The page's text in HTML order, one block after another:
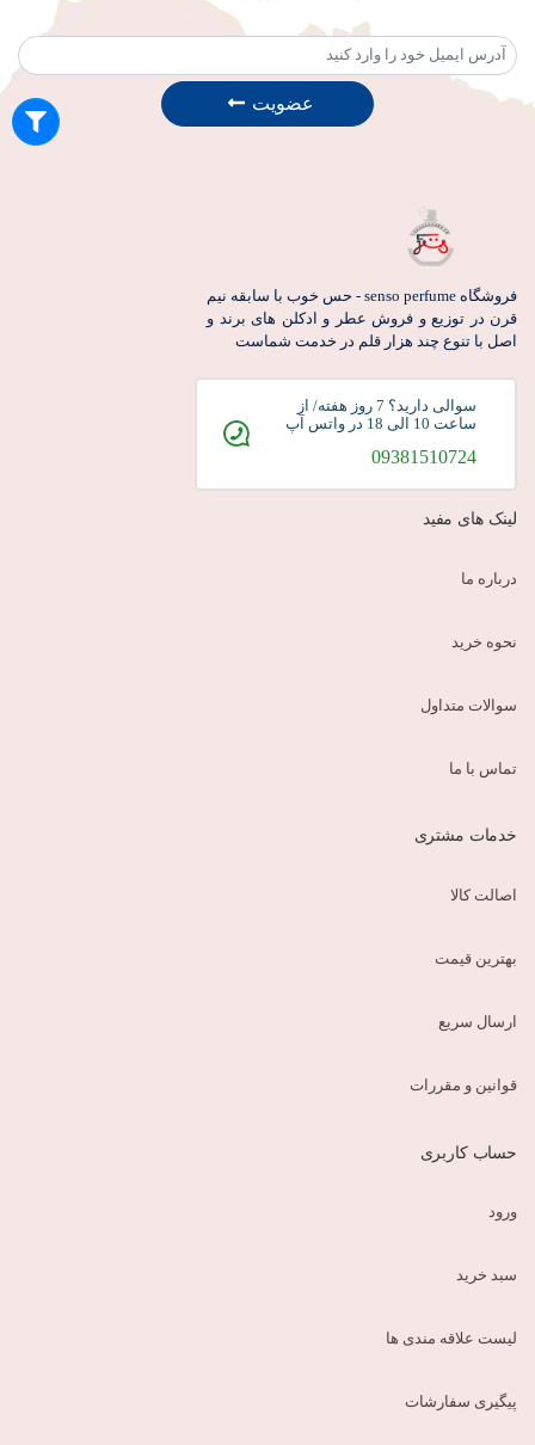
عضویت
فروشگاه senso perfume - حس خوب با سابقه نیم
قرن در توزیع و فروش عطر و ادکلن های برند و
اصل با تنوع چند هزار قلم در خدمت شماست
سوالی دارید؟ 7 روز هفته/ از
ساعت 10 الی 18 در واتس آپ
09381510724
لینک های مفید
درباره ما
نحوه خرید
سوالات متداول
تماس با ما
خدمات مشتری
اصالت کالا
بهترین قیمت
ارسال سریع
قوانین و مقررات
حساب کاربری
ورود
سبد خرید
لیست علاقه مندی ها
پیگیری سفارشات